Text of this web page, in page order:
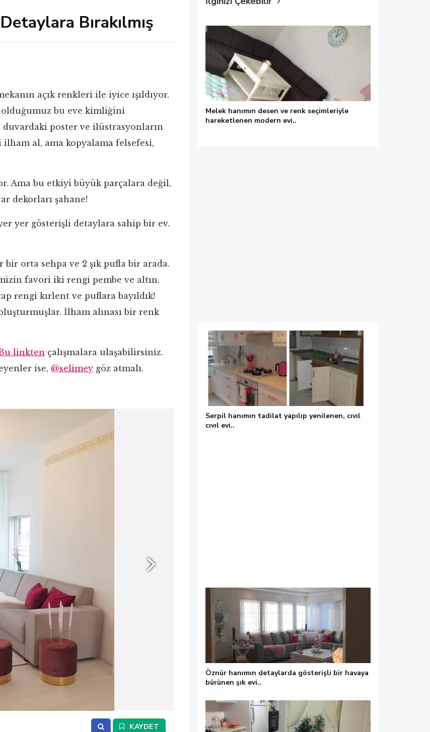
Bırakılmış
açık renkleri ile iyice ışıldıyor.
olduğumuz bu eve kimliğini
duvardaki poster ve ilüstrasyonların
ilham al, ama kopyalama felsefesi,
Ama bu etkiyi büyük parçalara değil,
dekorları şahane!
yer gösterişli detaylara sahip bir ev.
orta sehpa ve 2 şık pufla bir arada.
favori iki rengi pembe ve altın.
rengi kırlent ve puflara bayıldık!
İlham alınası bir renk
linkten çalışmalara ulaşabilirsiniz.
ise, @selimey göz atmalı.
KAYDET
Melek hanımın desen ve renk seçimleriyle
hareketlenen modern evi..
Serpil hanımın tadilat yapılıp yenilenen, cıvıl
cıvıl evi..
Öznür hanımın detaylarda gösterişli bir havaya
bürünen şık evi..